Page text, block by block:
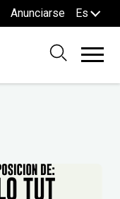
Anunciarse Es